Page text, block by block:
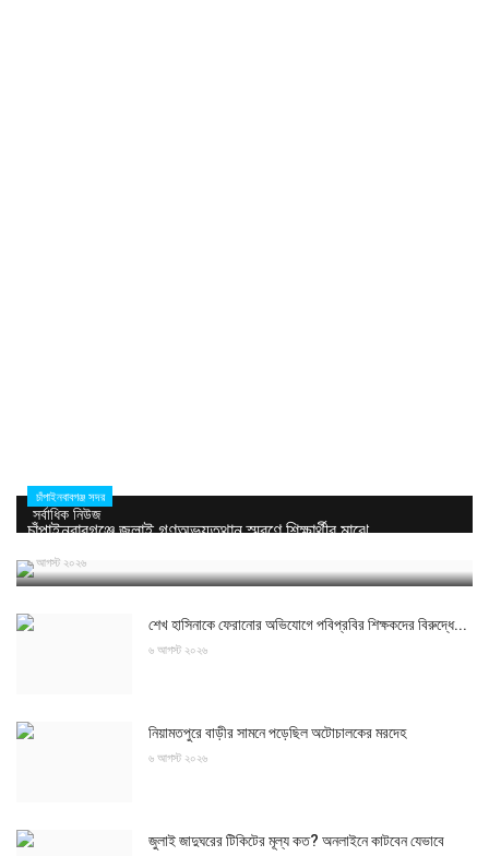
সর্বাধিক নিউজ
চাঁপাইনবাবগঞ্জ সদর
চাঁপাইনবাবগঞ্জে জুলাই গণঅভ্যুত্থান স্মরণে শিক্ষার্থীর মাঝে...
৬ আগস্ট ২০২৬
শেখ হাসিনাকে ফেরানোর অভিযোগে পবিপ্রবির শিক্ষকদের বিরুদ্ধে...
৬ আগস্ট ২০২৬
নিয়ামতপুরে বাড়ীর সামনে পড়েছিল অটোচালকের মরদেহ
৬ আগস্ট ২০২৬
জুলাই জাদুঘরের টিকিটের মূল্য কত? অনলাইনে কাটবেন যেভাবে